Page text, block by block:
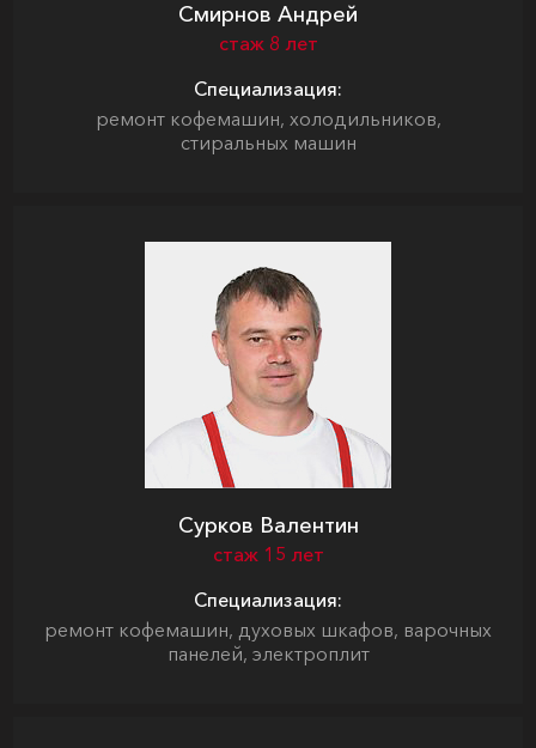
Смирнов Андрей
стаж 8 лет
Специализация:
ремонт кофемашин, холодильников,
стиральных машин
Сурков Валентин
стаж 15 лет
Специализация:
ремонт кофемашин, духовых шкафов, варочных
панелей, электроплит